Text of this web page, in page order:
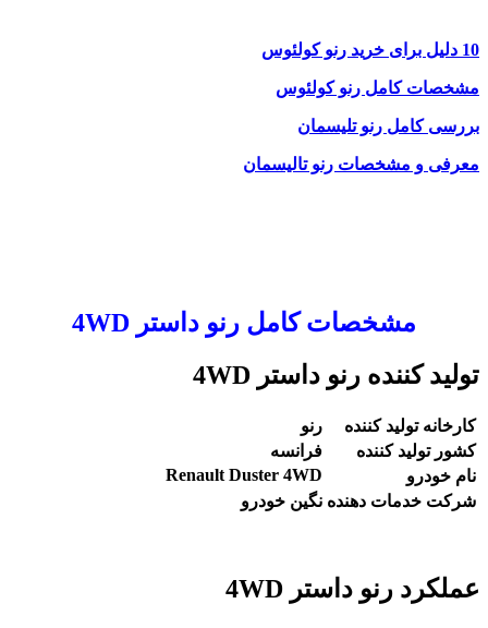
10 دلیل برای خرید رنو کولئوس
مشخصات کامل رنو کولئوس
بررسی کامل رنو تلیسمان
معرفی و مشخصات رنو تالیسمان
مشخصات کامل رنو داستر 4WD
تولید کننده رنو داستر 4WD
کارخانه تولید کننده
رنو
کشور تولید کننده
فرانسه
نام خودرو
Renault Duster 4WD
شرکت خدمات دهنده نگین خودرو
عملکرد رنو داستر 4WD